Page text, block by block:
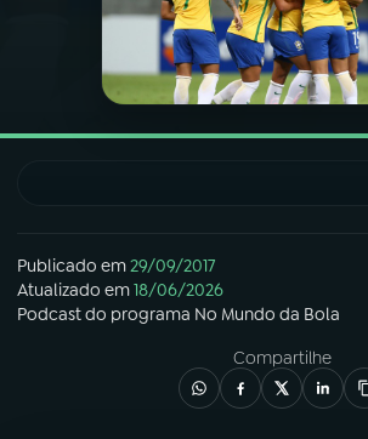
PODCASTS
VIDEOCASTS
08FESTIVAL DE MÚSICA
Facebook
Publicado em29/09/2017
Atualizado em18/06/2026
Podcastdo programa No Mundo da Bola
Compartilhe